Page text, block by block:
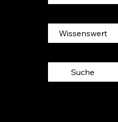
Wissenswert
Suche